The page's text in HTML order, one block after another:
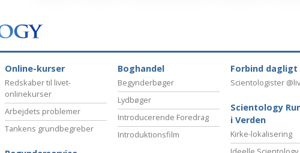
Online-kurser
Redskaber til livet-
onlinekurser
Arbejdets problemer
Tankens grundbegreber
Boghandel
Begynderbøger
Lydbøger
Introducerende Foredrag
Introduktionsfilm
Forbind dagligt
Scientologister
Scientology
i Verden
Kirke-lokalisering